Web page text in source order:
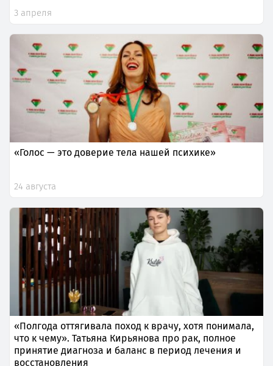
3 апреля
«Голос — это доверие тела нашей психике»
24 августа
«Полгода оттягивала поход к врачу, хотя понимала,
что к чему». Татьяна Кирьянова про рак, полное
принятие диагноза и баланс в период лечения и
восстановления